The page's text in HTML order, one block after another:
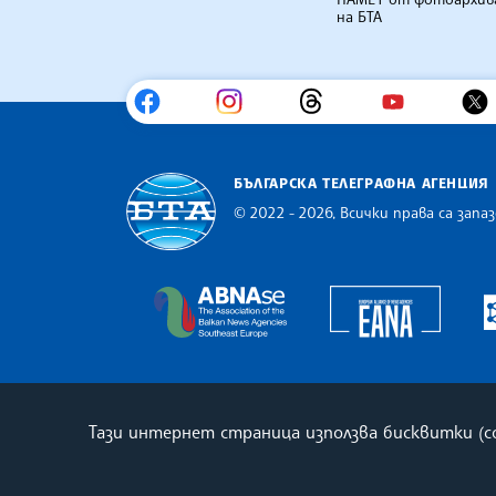
на БТА
БЪЛГАРСКА ТЕЛЕГРАФНА АГЕНЦИЯ
© 2022 - 2026, Всички права са
The Assocoation of the
Тази интернет страница използва бисквитки